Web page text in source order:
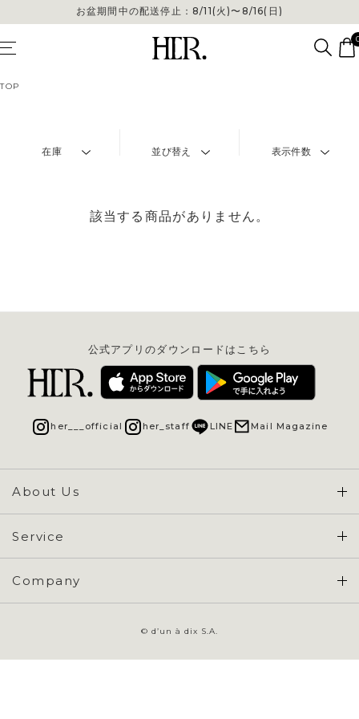
お盆期間中の配送停止：8/11(火)〜8/16(日)
TOP
在庫 並び替え 表示件数
該当する商品がありません。
About Us
Concept & Overview
Service
会員登録 / ログイン
ご利用ガイド
お問い合わせ
Company
公式アプリのダウンロードはこちら
her___official her_staff LINE Mail Magazine
© d’un à dix S.A.